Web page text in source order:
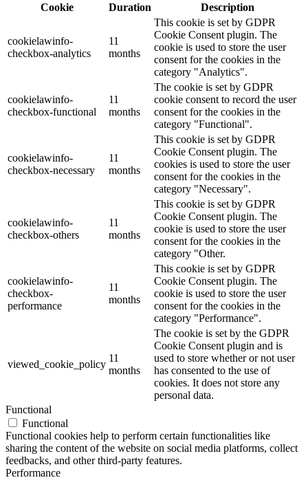
Cookie
Duration Description
cookielawinfo-
checkbox-analytics
11
months
This cookie is set by GDPR
Cookie Consent plugin. The
cookie is used to store the user
consent for the cookies in the
category "Analytics".
cookielawinfo-
checkbox-functional
11
months
The cookie is set by GDPR
cookie consent to record the user
consent for the cookies in the
category "Functional".
cookielawinfo-
checkbox-necessary
11
months
This cookie is set by GDPR
Cookie Consent plugin. The
cookies is used to store the user
consent for the cookies in the
category "Necessary".
cookielawinfo-
checkbox-others
11
months
This cookie is set by GDPR
Cookie Consent plugin. The
cookie is used to store the user
consent for the cookies in the
category "Other.
cookielawinfo-
checkbox-
performance
11
months
This cookie is set by GDPR
Cookie Consent plugin. The
cookie is used to store the user
consent for the cookies in the
category "Performance".
viewed_cookie_policy
11
months
The cookie is set by the GDPR
Cookie Consent plugin and is
used to store whether or not user
has consented to the use of
cookies. It does not store any
personal data.
Functional
Functional
Functional cookies help to perform certain functionalities like
sharing the content of the website on social media platforms, collect
feedbacks, and other third-party features.
Performance